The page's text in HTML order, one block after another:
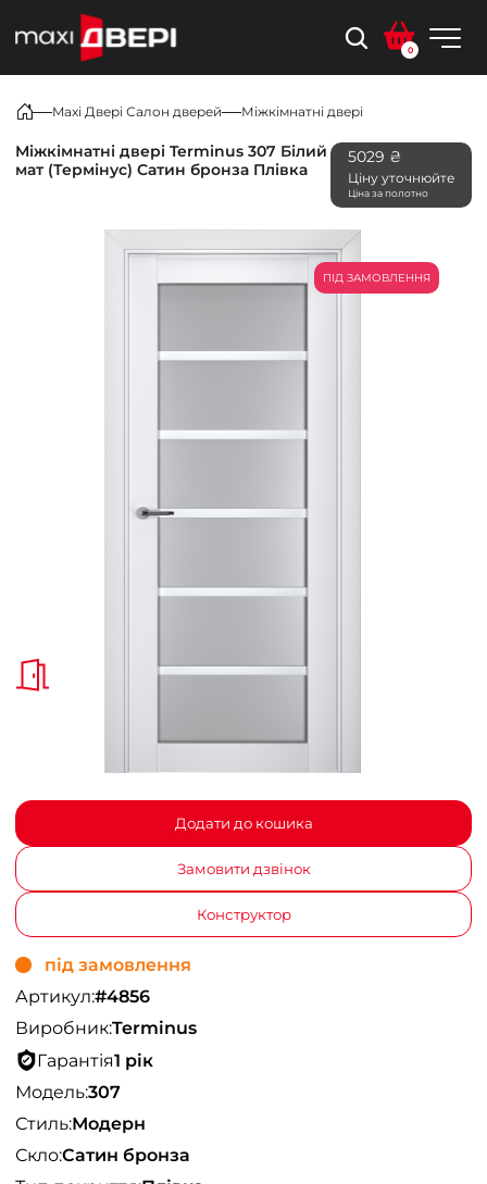
0
Maxi Двері Салон дверей Міжкімнатні двері
Міжкімнатні двері Terminus 307 Білий
мат (Термінус) Сатин бронза Плівка
5029 ₴
Ціну уточнюйте
Ціна за полотно
ПІД ЗАМОВЛЕННЯ
Додати до кошика
Замовити дзвінок
Конструктор
під замовлення
Артикул:#4856
Виробник:Terminus
Гарантія1 рік
Модель:307
Стиль:Модерн
Скло:Сатин бронза